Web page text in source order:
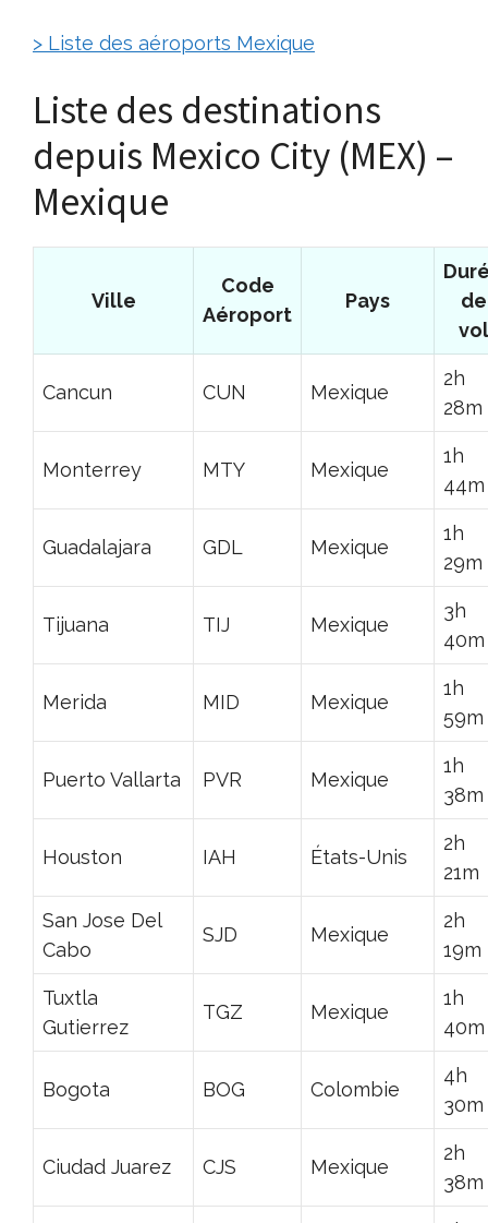
> Liste des aéroports Mexique
Liste des destinations
depuis Mexico City (MEX) –
Mexique
Ville
Code
Aéroport
Pays
de
vol
Cancun CUN Mexique
2h
28m
Monterrey MTY Mexique
1h
44m
Guadalajara GDL Mexique
1h
29m
Tijuana TIJ Mexique
3h
40m
Merida MID Mexique
1h
59m
Puerto Vallarta PVR Mexique
1h
38m
Houston IAH États-Unis
2h
21m
San Jose Del
Cabo
SJD Mexique
2h
19m
Tuxtla
Gutierrez
TGZ Mexique
1h
40m
Bogota BOG Colombie
4h
30m
Ciudad Juarez CJS Mexique
2h
38m